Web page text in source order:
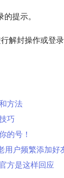
提示。
解封操作或登
方法
巧
的号！
用户频繁添加好
方是这样回应